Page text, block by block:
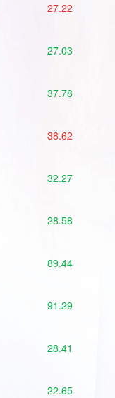
27.22
27.03
37.78
38.62
32.27
28.58
89.44
91.29
28.41
22.65